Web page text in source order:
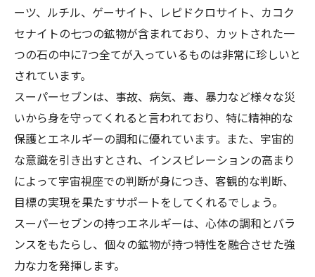
ーツ、ルチル、ゲーサイト、レピドクロサイト、カコク
セナイトの七つの鉱物が含まれており、カットされた一
つの石の中に7つ全てが入っているものは非常に珍しいと
されています。
スーパーセブンは、事故、病気、毒、暴力など様々な災
いから身を守ってくれると言われており、特に精神的な
保護とエネルギーの調和に優れています。また、宇宙的
な意識を引き出すとされ、インスピレーションの高まり
によって宇宙視座での判断が身につき、客観的な判断、
目標の実現を果たすサポートをしてくれるでしょう。
スーパーセブンの持つエネルギーは、心体の調和とバラ
ンスをもたらし、個々の鉱物が持つ特性を融合させた強
力な力を発揮します。